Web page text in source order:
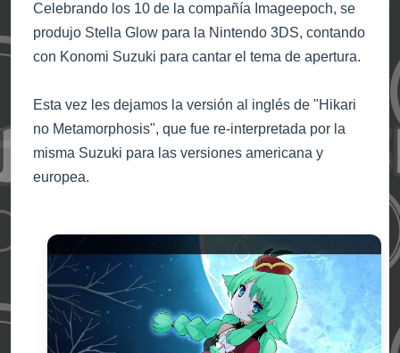
Celebrando los 10 de la compañía Imageepoch, se
produjo Stella Glow para la Nintendo 3DS, contando
con Konomi Suzuki para cantar el tema de apertura.
Esta vez les dejamos la versión al ing lés de "Hikari
no Metamorphosis", que fue re-interpretada por la
misma Suzuki para las versiones americana y
europea.